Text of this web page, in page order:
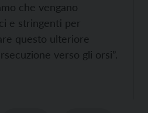
che vengano
e stringenti per
questo ulteriore
verso gli orsi”.